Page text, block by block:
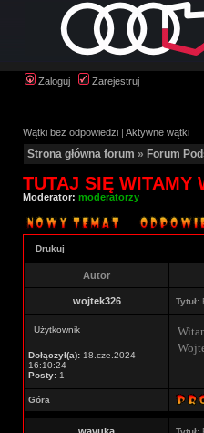
Zaloguj Zarejestruj
Wątki bez odpowiedzi | Aktywne wątki
Strona główna forum » Forum
TUTAJ SIĘ WITAMY
Moderator: moderatorzy
Drukuj
Autor
wojtek326 Tytuł:
Użytkownik
Dołączył(a): 18.cze.2024
16:10:24
Posty: 1
Góra